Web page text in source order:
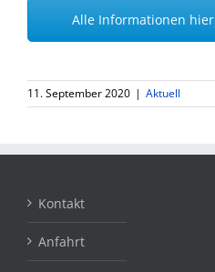
Alle Informationen hier
11. September 2020 | Aktuell
Kontakt
Anfahrt